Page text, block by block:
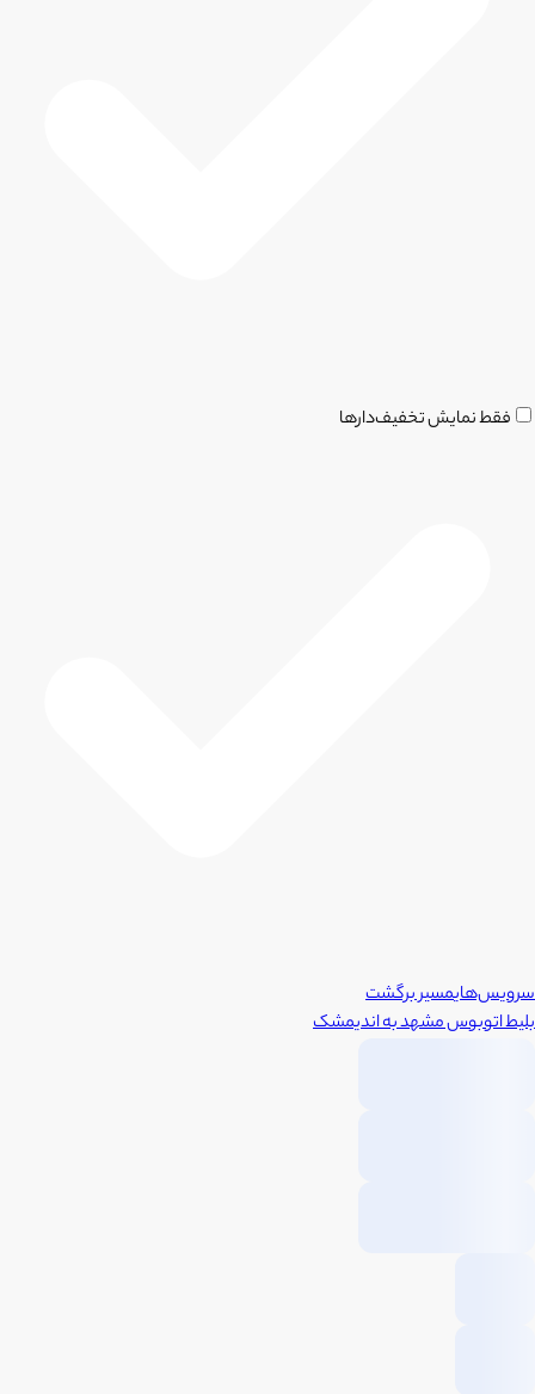
فقط نمایش تخفیف‌دارها
سرویس‌هایمسیر برگشت
بلیط اتوبوسمشهدبهاندیمشک